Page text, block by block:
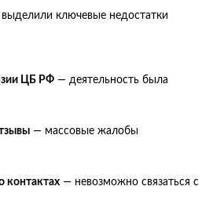
ключевые недостатки
ЦБ РФ — деятельность была
— массовые жалобы
контактах — невозможно связаться с